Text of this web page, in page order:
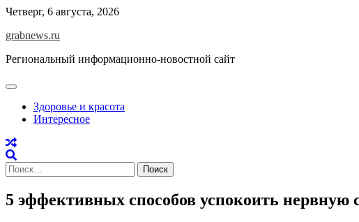
Skip
content
Четверг, 6 августа, 2026
grabnews.ru
Региональный информационно-новостной сайт
Здоровье и красота
Интересное
Найти:
5 эффективных способов успокоить нервную